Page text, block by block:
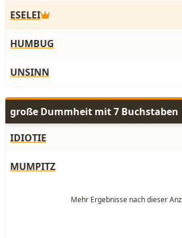
ESELEI
HUMBUG
UNSINN
große Dummheit mit 7 Buchstaben
IDIOTIE
MUMPITZ